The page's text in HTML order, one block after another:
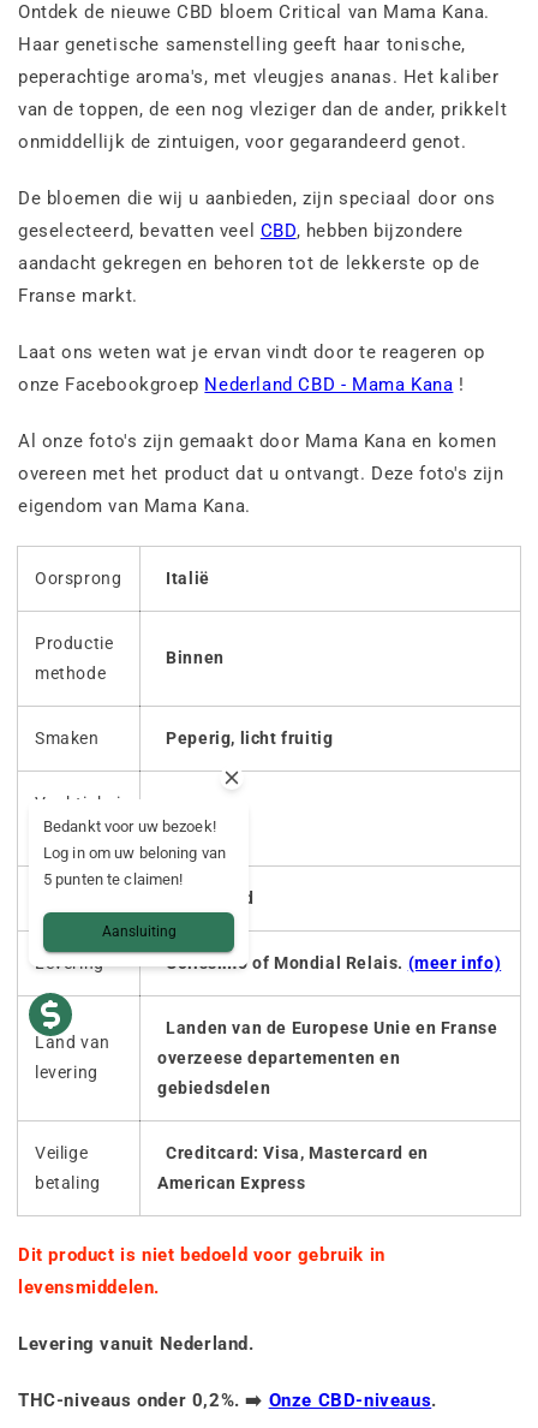
Ontdek de nieuwe CBD bloem Critical van Mama Kana.
Haar genetische samenstelling geeft haar tonische,
peperachtige aroma's, met vleugjes ananas. Het kaliber
van de toppen, de een nog vleziger dan de ander, prikkelt
onmiddellijk de zintuigen, voor gegarandeerd genot.
De bloemen die wij u aanbieden, zijn speciaal door ons
geselecteerd, bevatten veel CBD, hebben bijzondere
aandacht gekregen en behoren tot de lekkerste op de
Franse markt.
Laat ons weten wat je ervan vindt door te reageren op
onze Facebookgroep Nederland CBD - Mama Kana !
Al onze foto's zijn gemaakt door Mama Kana en komen
overeen met het product dat u ontvangt. Deze foto's zijn
eigendom van Mama Kana.
Oorsprong Italië
Productie
methode
Binnen
Smaken Peperig, licht fruitig
Vochtighei
d
Neutraal
Geen zaad
Levering Colissimo of Mondial Relais. (meer info)
Land van
levering
Landen van de Europese Unie en Franse
overzeese departementen en
gebiedsdelen
Veilige
betaling
Creditcard: Visa, Mastercard en
American Express
Dit product is niet bedoeld voor gebruik in
levensmiddelen.
Levering vanuit Nederland.
THC-niveaus onder 0,2%. ➡️ Onze CBD-niveaus.
Bedankt voor uw bezoek!
Log in om uw beloning van
5 punten te claimen!
Aansluiting